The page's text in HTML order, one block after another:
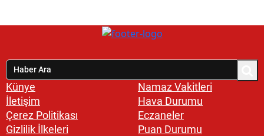
Künye
İletişim
Çerez Politikası
Gizlilik İlkeleri
Namaz Vakitleri
Hava Durumu
Eczaneler
Puan Durumu